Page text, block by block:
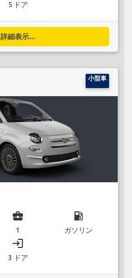
5 ドア
詳細表示...
小型車
business_center
1
local_gas_station
ガソリン
login
3 ドア